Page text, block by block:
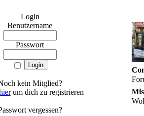
Login
Benutzername
Passwort
kein Mitglied?
um dich zu registrieren
vergessen?